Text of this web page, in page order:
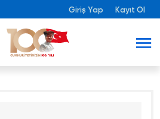
Giriş Yap Kayıt Ol